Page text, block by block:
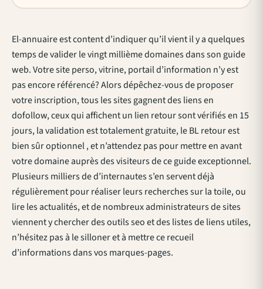
El-annuaire est content d’indiquer qu’il vient il y a quelques
temps de valider le vingt millième domaines dans son guide
web. Votre site perso, vitrine, portail d’information n’y est
pas encore référencé? Alors dépêchez-vous de proposer
votre inscription, tous les sites gagnent des liens en
dofollow, ceux qui affichent un lien retour sont vérifiés en 15
jours, la validation est totalement gratuite, le BL retour est
bien sûr optionnel , et n’attendez pas pour mettre en avant
votre domaine auprès des visiteurs de ce guide exceptionnel.
Plusieurs milliers de d’internautes s’en servent déjà
régulièrement pour réaliser leurs recherches sur la toile, ou
lire les actualités, et de nombreux administrateurs de sites
viennent y chercher des outils seo et des listes de liens utiles,
n’hésitez pas à le silloner et à mettre ce recueil
d’informations dans vos marques-pages.